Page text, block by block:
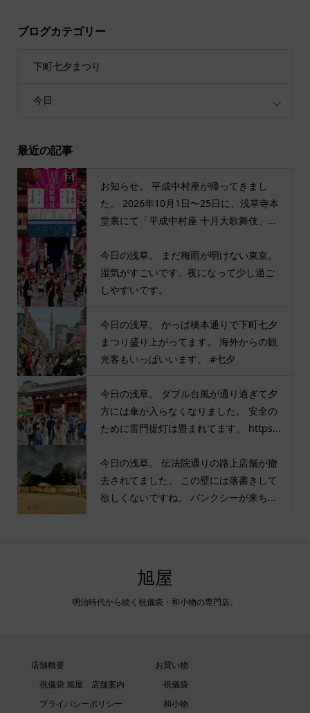
ブログカテゴリー
下町七夕まつり
今日
最近の記事
お知らせ。 平成中村座が帰ってきまし
た。 2026年10月1日〜25日に、浅草寺本
堂裏にて「平成中村座 十月大歌舞伎」...
今日の浅草。 まだ梅雨が明けない東京。
湿気がすごいです。夜になって少し過ご
しやすいです。
今日の浅草。 かっぱ橋本通りで下町七夕
まつり盛り上がってます。 海外からの観
光客もいっぱいいます。 #七夕
今日の浅草。 ダブル台風が通り過ぎて夕
方には傘が入らなくなりました。 安全の
ために雷門提灯は畳まれてます。 https...
今日の浅草。 伝法院通りの路上店舗が撤
去されてました。 この壁には落書きして
欲しくないですね。 バンクシーが来ち...
旭屋
明治時代から続く祝儀袋・和小物の専門店。
店舗概要
祝儀袋 旭屋 店舗案内
プライバシーポリシー
お買い物
祝儀袋
和小物